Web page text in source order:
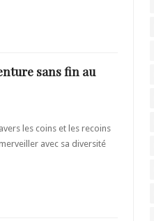
sans fin au
les coins et les recoins
avec sa diversité